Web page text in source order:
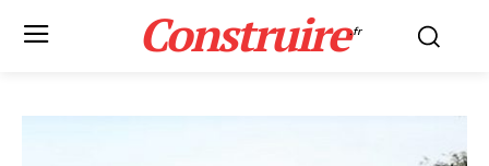
Construire.fr